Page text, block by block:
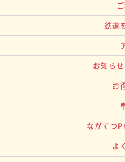
鉄道
お知ら
お
ながてつ
よ